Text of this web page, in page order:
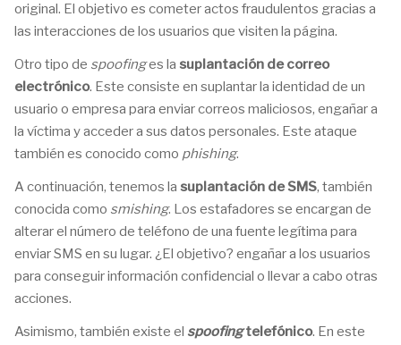
original. El objetivo es cometer actos fraudulentos gracias a
las interacciones de los usuarios que visiten la página.
Otro tipo de spoofinges la suplantación de correo
electrónico. Este consiste en suplantar la identidad de un
usuario o empresa para enviar correos maliciosos, engañar a
la víctima y acceder a sus datos personales. Este ataque
también es conocido como phishing.
A continuación, tenemos la suplantación de SMS, también
conocida como smishing. Los estafadores se encargan de
alterar el número de teléfono de una fuente legítima para
enviar SMS en su lugar. ¿El objetivo? engañar a los usuarios
para conseguir información confidencial o llevar a cabo otras
acciones.
Asimismo, también existe el spoofingtelefónico. En este